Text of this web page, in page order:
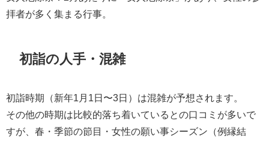
拝者が多く集まる行事。
初詣の人手・混雑
初詣時期（新年1月1日〜3日）は混雑が予想されます。
その他の時期は比較的落ち着いているとの口コミが多いで
すが、春・季節の節目・女性の願い事シーズン（例縁結